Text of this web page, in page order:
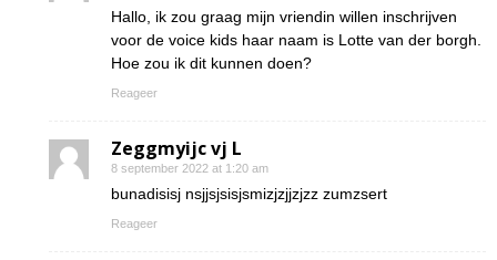
Hallo, ik zou graag mijn vriendin willen inschrijven
voor de voice kids haar naam is Lotte van der borgh.
Hoe zou ik dit kunnen doen?
Reageer
Zeggmyijc vj L
8 september 2022 at 1:20 am
bunadisisj nsjjsjsisjsmizjzjjzjzz zumzsert
Reageer